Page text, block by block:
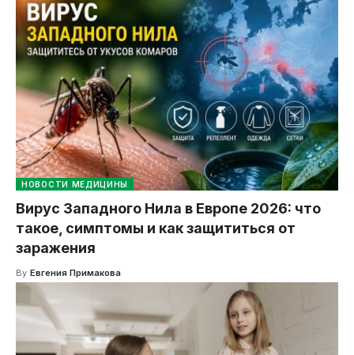
НОВОСТИ МЕДИЦИНЫ
Вирус Западного Нила в Европе 2026: что
такое, симптомы и как защититься от
заражения
By Евгения Примакова